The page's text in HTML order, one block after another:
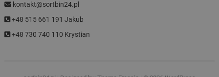
kontakt@sortbin24.pl
+48 515 661 191 Jakub
+48 730 740 110 Krystian